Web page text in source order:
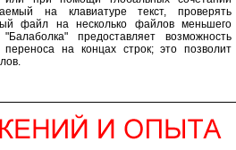
на клавиатуре текст, проверять
файл на несколько файлов меньшего
предоставляет возможность
на концах строк; это позволит